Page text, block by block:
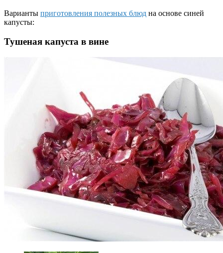
Варианты приготовления полезных блюд на основе синей
капусты:
Тушеная капуста в вине